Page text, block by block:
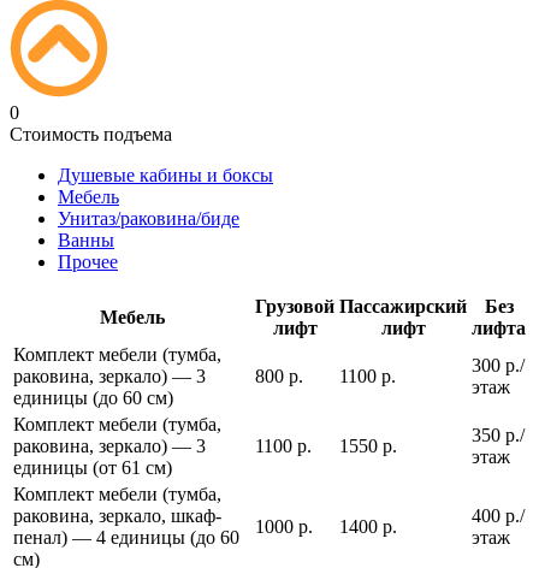
0
Стоимость подъема
Душевые кабины и боксы
Мебель
Унитаз/раковина/биде
Ванны
Прочее
Мебель
Грузовой
лифт
Пассажирский
лифт
Без
лифта
Комплект мебели (тумба,
раковина, зеркало) — 3
единицы (до 60 см)
800 р. 1100 р.
300 р./
этаж
Комплект мебели (тумба,
раковина, зеркало) — 3
единицы (от 61 см)
1100 р. 1550 р.
350 р./
этаж
Комплект мебели (тумба,
раковина, зеркало, шкаф-
пенал) — 4 единицы (до 60
см)
1000 р. 1400 р.
400 р./
этаж